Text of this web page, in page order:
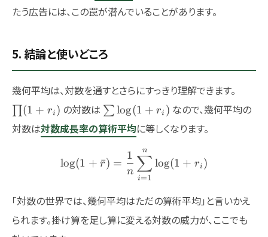
たう広告には、この罠が潜んでいることがあります。
5. 結論と使いどころ
幾何平均は、対数を通すとさらにすっきり理解できます。
(1 + ri ) の対数は \sum
\log(1+r_i)
∑log(1 + ri ) なので、幾何平均の
対数は対数成長率の算術平均に等しくなります。
\log(1+\bar{r}) =
log(1 + r
ˉ) =
n
1
i=1
∑
n
log(1 + ri )
「対数の世界では、幾何平均はただの算術平均」と言いかえ
られます。掛け算を足し算に変える対数の威力が、ここでも